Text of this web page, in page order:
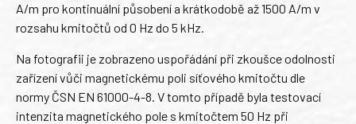
A/m pro kontinuální působení a krátkodobě až 1500 A/m v
rozsahu kmitočtů od 0 Hz do 5 kHz.
Na fotografii je zobrazeno uspořádání při zkoušce odolnosti
zařízení vůči magnetickému poli síťového kmitočtu dle
normy ČSN EN 61000-4-8. V tomto případě byla testovací
intenzita magnetického pole s kmitočtem 50 Hz při